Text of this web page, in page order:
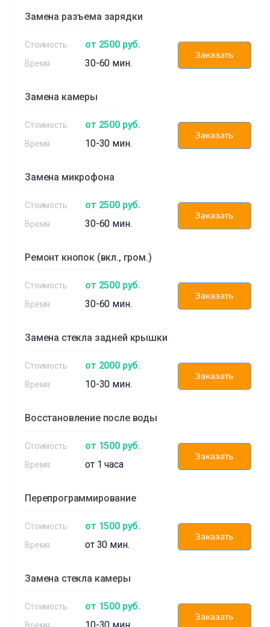
Замена разъема зарядки
от 2500 руб.
30-60 мин.
Заказать
Замена камеры
от 2500 руб.
10-30 мин.
Заказать
Замена микрофона
от 2500 руб.
30-60 мин.
Заказать
Ремонт кнопок (вкл., гром.)
от 2500 руб.
30-60 мин.
Заказать
Замена стекла задней крышки
от 2000 руб.
10-30 мин.
Заказать
Восстановление после воды
от 1500 руб.
от 1 часа
Заказать
Перепрограммирование
от 1500 руб.
от 30 мин.
Заказать
Замена стекла камеры
от 1500 руб.
Заказать